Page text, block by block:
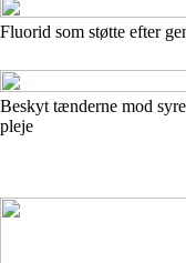
Fluorid som støtte efter
Beskyt tænderne mod
pleje